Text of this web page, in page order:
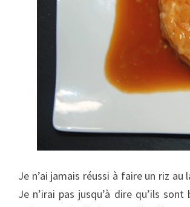
Je n’ai jamais réussi à faire un riz
Je n’irai pas jusqu’à dire qu’ils